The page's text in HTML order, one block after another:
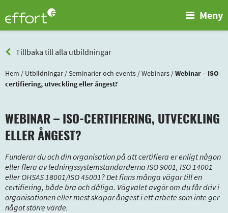
Meny
Tillbaka till alla utbildningar
Hem / Utbildningar /Seminarier och events /Webinars /Webinar – ISO-
certifiering, utveckling eller ångest?
WEBINAR – ISO-CERTIFIERING, UTVECKLING
ELLER ÅNGEST?
Funderar du och din organisation på att certifiera er enligt någon
eller flera av ledningssystemstandarderna ISO 9001, ISO 14001
eller OHSAS 18001/ISO 45001? Det finns många vägar till en
certifiering, både bra och dåliga. Vägvalet avgör om du får driv i
organisationen eller mest skapar ångest i ett arbete som inte ger
något större värde.